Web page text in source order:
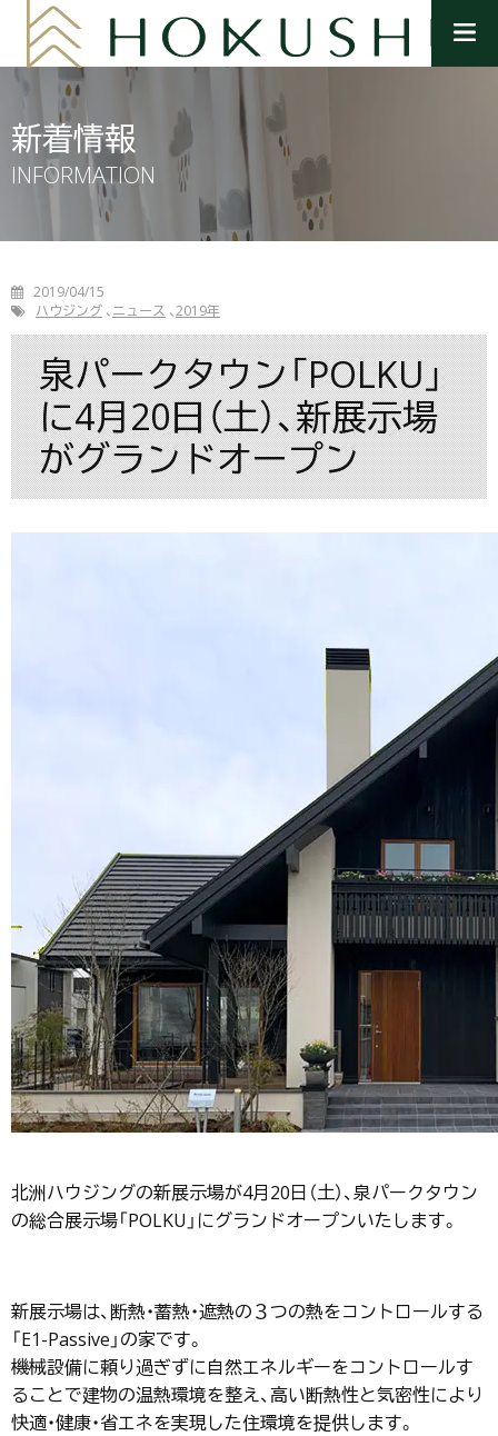
ニ
新着情報
INFORMATION
2019/04/15
ハウジング ニュース 2019年
泉パークタウン「POLKU」
に4月20日（土）、新展示場
がグランドオープン
北洲ハウジングの新展示場が4月20日（土）、泉パークタウン
の総合展示場「POLKU」にグランドオープンいたします。
新展示場は、断熱・蓄熱・遮熱の３つの熱をコントロールする
「E1-Passive」の家です。
機械設備に頼り過ぎずに自然エネルギーをコントロールす
ることで建物の温熱環境を整え、高い断熱性と気密性により
快適・健康・省エネを実現した住環境を提供します。